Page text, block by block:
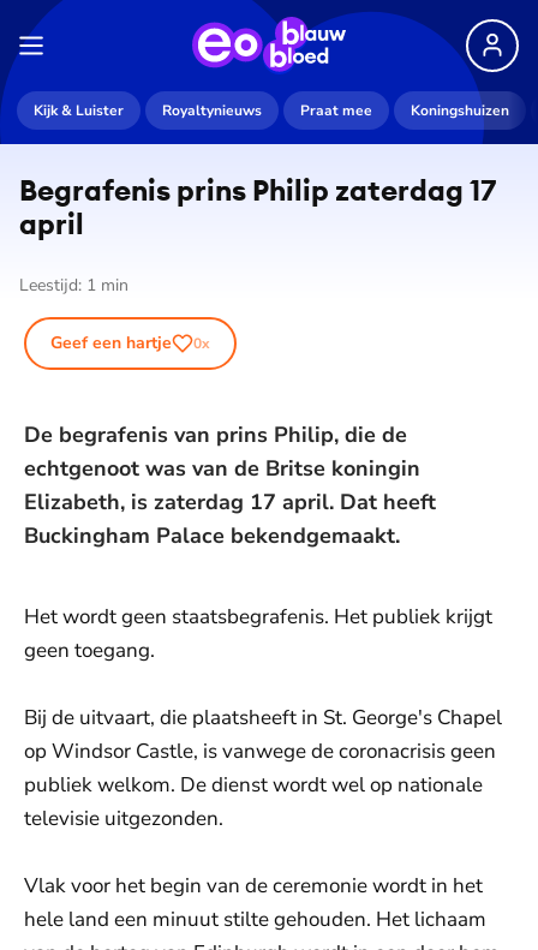
Kijk & Luister Royaltynieuws Praat mee Koningshuizen
Begrafenis prins Philip zaterdag 17
april
Leestijd: 1 min
Geef een hartje 0x
De begrafenis van prins Philip, die de
echtgenoot was van de Britse koningin
Elizabeth, is zaterdag 17 april. Dat heeft
Buckingham Palace bekendgemaakt.
Het wordt geen staatsbegrafenis. Het publiek krijgt
geen toegang.
Bij de uitvaart, die plaatsheeft in St. George's Chapel
op Windsor Castle, is vanwege de coronacrisis geen
publiek welkom. De dienst wordt wel op nationale
televisie uitgezonden.
Vlak voor het begin van de ceremonie wordt in het
hele land een minuut stilte gehouden. Het lichaam